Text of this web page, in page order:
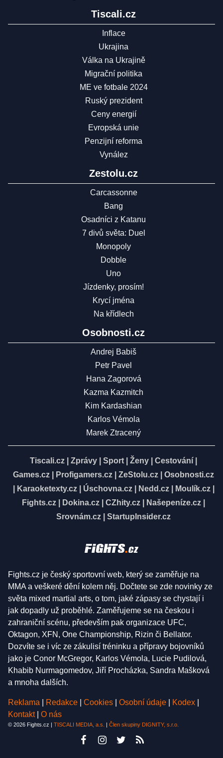
Tiscali.cz
Inflace
Ukrajina
Válka na Ukrajině
Migrační politika
ME ve fotbale 2024
Ruský prezident
Ceny energií
Evropská unie
Penzijní reforma
Vynález
Zestolu.cz
Carcassonne
Bang
Osadníci z Katanu
7 divů světa: Duel
Monopoly
Dobble
Uno
Jízdenky, prosím!
Krycí jména
Na křídlech
Osobnosti.cz
Andrej Babiš
Petr Pavel
Hana Zagorová
Kazma Kazmitch
Kim Kardashian
Karlos Vémola
Marek Ztracený
Tiscali.cz Zprávy Sport Ženy Cestování
Games.cz
Profigamers.cz ZeStolu.cz
Osobnosti.cz
Karaoketexty.cz| Úschovna.cz| Nedd.cz| Moulík.cz|
Fights.cz
Dokina.cz CZhity.cz Našepeníze.cz
Srovnám.cz
StartupInsider.cz
Fights.cz je český sportovní web, který se zaměřuje na
MMA a veškeré dění kolem něj. Dočtete se zde novinky ze
světa mixed martial arts, o tom, jaké zápasy se chystají i
jak dopadly už proběhlé. Zaměřujeme se na českou i
zahraniční scénu, především pak organizace UFC,
Oktagon, XFN, One Championship, Rizin či Bellator.
Dozvíte se i víc ze zákulisí tréninku a přípravy bojovníků
jako je Conor McGregor, Karlos Vémola, Lucie Pudilová,
Khabib Nurmagomedov, Jiří Procházka, Sandra Mašková
a mnoha dalších.
Reklama Redakce Cookies Osobní údaje Kodex
Kontakt
O nás
© 2026 Fights.cz | TISCALI MEDIA, a.s. Člen skupiny DIGNITY, s.r.o.